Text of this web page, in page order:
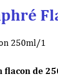
250ml/1
flacon de